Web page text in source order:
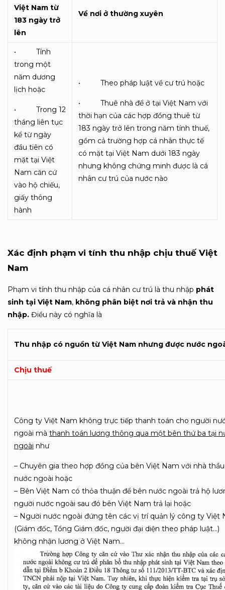
Việt Nam từ
183 ngày trở
lên
Về nơi ở thường xuyên
• Tính
trong một
năm dương
lịch hoặc
• Trong 12
tháng liên tục
kể từ ngày
đầu tiên có
mặt tại Việt
Nam căn cứ
vào hộ chiếu,
giấy thông
hành
• Theo pháp luật về cư trú hoặc
• Thuê nhà để ở tại Việt Nam với
thời hạn của các hợp đồng thuê từ
183 ngày trở lên trong năm tính thuế,
gồm cả trường hợp cá nhân thực tế
có mặt tại Việt Nam dưới 183 ngày
nhưng không chứng minh được là cá
nhân cư trú của nước nào
Xác định phạm vi tính thu nhập chịu thuế Việt
Nam
Phạm vi tính thu nhập của cá nhân cư trú là thu nhập phát
sinh tại Việt Nam, không phân biệt nơi trả và nhận thu
nhập. Điều này có nghĩa là
Thu nhập có nguồn từ Việt Nam nhưng được nước
Chịu thuế
Công ty Việt Nam không trực tiếp thanh toán cho người
ngoài mà thanh toán lương thông qua một bên thứ ba tại
ngoài như
– Chuyên gia theo hợp đồng của bên Việt Nam với nhà thầu
nước ngoài hoặc
– Bên Việt Nam có thỏa thuận để bên nước ngoài trả hộ
người nước ngoài sau đó bên Việt Nam trả lại hoặc
– Người nước ngoài đứng tên các vị trí quản lý công ty Việt
(Giám đốc, Tổng Giám đốc, người đại diện theo pháp luật…)
không nhận lương ở Việt Nam…